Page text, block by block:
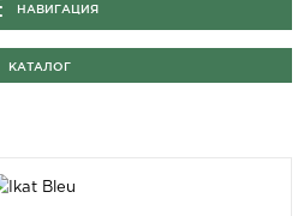
НАВИГАЦИЯ
КАТАЛОГ